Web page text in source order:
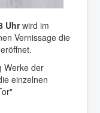
Uhrwird im
Vernissage die
eröffnet.
Werke der
einzelnen